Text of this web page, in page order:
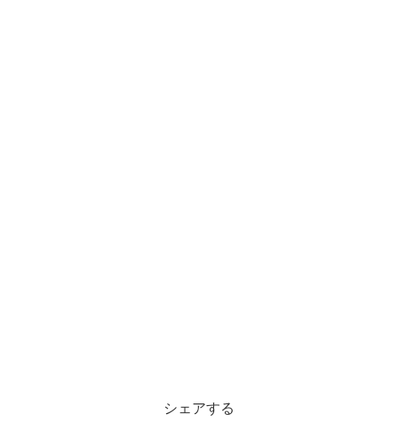
シェアする